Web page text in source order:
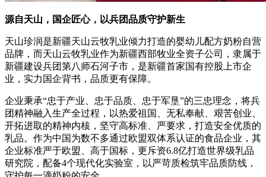
源自天山，国企匠心，以兵团品质守护新生
天山珍润是新疆天山云牧乳业倾力打造的婴幼儿配方奶粉自营
品牌，而天山云牧乳业作为新疆西部牧业全资子公司，隶属于
新疆建设兵团第八师石河子市，是新疆首家国有控股上市企
业，实力国企背书，品质更有保障。
企业秉承“忠于产业、忠于品质、忠于军垦”的三忠理念，将兵
团精神融入生产全过程，以热爱祖国、无私奉献、艰苦创业、
开拓进取的精神内核，坚守高标准、严要求，打造安全优质的
乳品。作为中国为数不多通过欧盟双体系认证的食品企业，其
企业标准严于欧盟、高于国标，更斥资6.8亿打造世界级乳品
研究院，配备4个现代化实验室，以严苛质检筑牢品质防线，